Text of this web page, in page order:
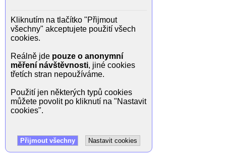
Kliknutím na tlačítko "Přijmout
všechny" akceptujete použití všech
cookies.
Reálně jde pouze o anonymní
měření návštěvnosti, jiné cookies
třetích stran nepoužíváme.
Použití jen některých typů cookies
můžete povolit po kliknutí na "Nastavit
cookies".
Přijmout všechny Nastavit cookies